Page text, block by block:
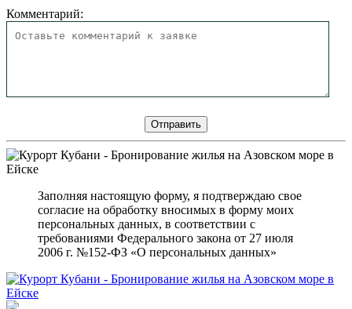
Комментарий:
Заполняя настоящую форму, я подтверждаю свое
согласие на обработку вносимых в форму моих
персональных данных, в соответствии с
требованиями Федерального закона от 27 июля
2006 г. №152-ФЗ «О персональных данных»